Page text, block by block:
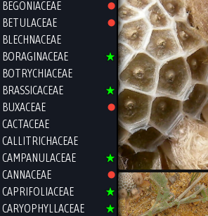
BEGONIACEAE
BETULACEAE
BLECHNACEAE
BORAGINACEAE
BOTRYCHIACEAE
BRASSICACEAE
BUXACEAE
CACTACEAE
CALLITRICHACEAE
CAMPANULACEAE
CANNACEAE
CAPRIFOLIACEAE
CARYOPHYLLACEAE